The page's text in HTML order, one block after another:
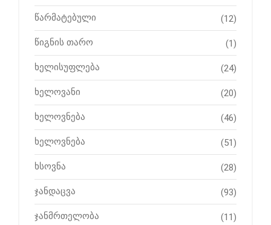
წარმატებული (12)
წიგნის თარო (1)
ხელისუფლება (24)
ხელოვანი (20)
ხელოვნება (46)
ხელოვნება (51)
ხსოვნა (28)
ჯანდაცვა (93)
ჯანმრთელობა (11)